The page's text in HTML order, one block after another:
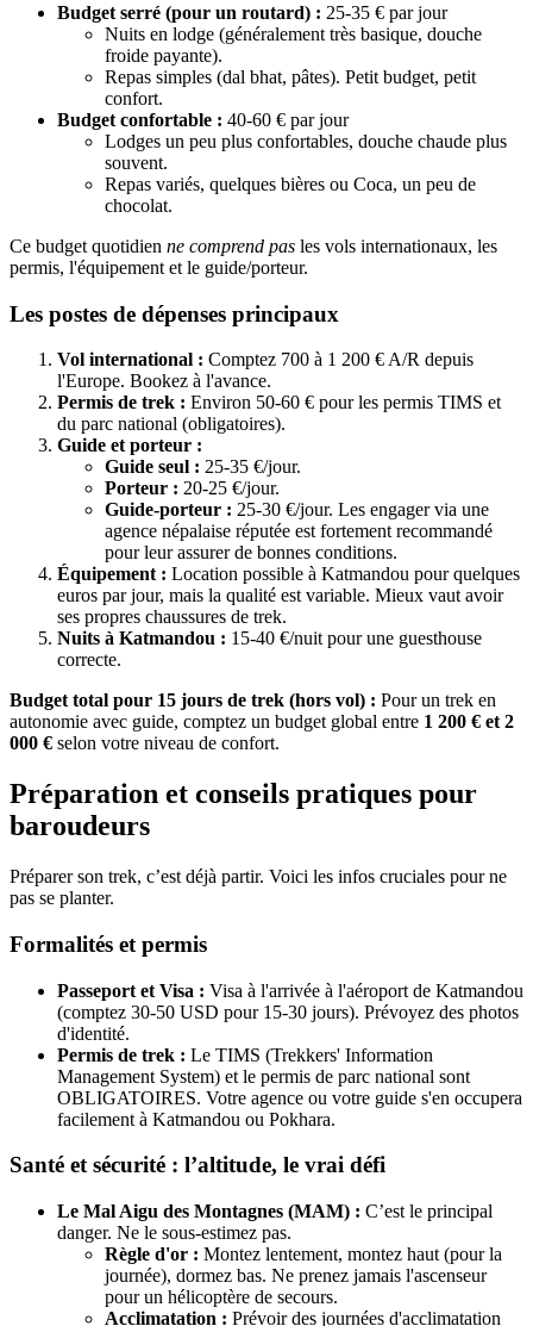
Budget serré (pour un routard) : 25-35 € par jour
Nuits en lodge (généralement très basique, douche
froide payante).
Repas simples (dal bhat, pâtes). Petit budget, petit
confort.
Budget confortable : 40-60 € par jour
Lodges un peu plus confortables, douche chaude plus
souvent.
Repas variés, quelques bières ou Coca, un peu de
chocolat.
Ce budget quotidien ne comprend pas les vols internationaux, les
permis, l'équipement et le guide/porteur.
Les postes de dépenses principaux
Vol international : Comptez 700 à 1 200 € A/R depuis
l'Europe. Bookez à l'avance.
Permis de trek : Environ 50-60 € pour les permis TIMS et
du parc national (obligatoires).
Guide et porteur :
Guide seul : 25-35 €/jour.
Porteur : 20-25 €/jour.
Guide-porteur : 25-30 €/jour. Les engager via une
agence népalaise réputée est fortement recommandé
pour leur assurer de bonnes conditions.
Équipement : Location possible à Katmandou pour quelques
euros par jour, mais la qualité est variable. Mieux vaut avoir
ses propres chaussures de trek.
Nuits à Katmandou : 15-40 €/nuit pour une guesthouse
correcte.
Budget total pour 15 jours de trek (hors vol) : Pour un trek en
autonomie avec guide, comptez un budget global entre 1 200 € et 2
000 € selon votre niveau de confort.
Préparation et conseils pratiques pour
baroudeurs
Préparer son trek, c’est déjà partir. Voici les infos cruciales pour ne
pas se planter.
Formalités et permis
Passeport et Visa : Visa à l'arrivée à l'aéroport de Katmandou
(comptez 30-50 USD pour 15-30 jours). Prévoyez des photos
d'identité.
Permis de trek : Le TIMS (Trekkers' Information
Management System) et le permis de parc national sont
OBLIGATOIRES. Votre agence ou votre guide s'en occupera
facilement à Katmandou ou Pokhara.
Santé et sécurité : l’altitude, le vrai défi
Le Mal Aigu des Montagnes (MAM) : C’est le principal
danger. Ne le sous-estimez pas.
Règle d'or : Montez lentement, montez haut (pour la
journée), dormez bas. Ne prenez jamais l'ascenseur
pour un hélicoptère de secours.
Acclimatation : Prévoir des journées d'acclimatation